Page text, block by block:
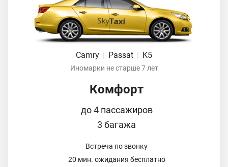
Camry Passat K5
Иномарки не старше 7 лет
Комфорт
до 4 пассажиров
3 багажа
Встреча по звонку
20 мин. ожидания бесплатно